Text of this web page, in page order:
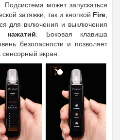
может запускаться
затяжки, так и кнопкой Fire
для включения и выключения
нажатий . Боковая клавиша
безопасности и позволяет
экран.